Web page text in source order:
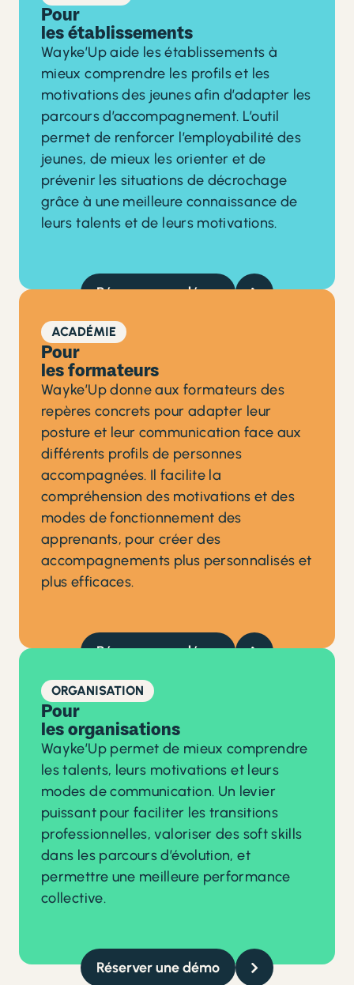
Pour
les établissements
Wayke’Up aide les établissements à
mieux comprendre les profils et les
motivations des jeunes afin d’adapter les
parcours d’accompagnement. L’outil
permet de renforcer l’employabilité des
jeunes, de mieux les orienter et de
prévenir les situations de décrochage
grâce à une meilleure connaissance de
leurs talents et de leurs motivations.
Réserver une démo
ACADÉMIE
Pour
les formateurs
Wayke’Up donne aux formateurs des
repères concrets pour adapter leur
posture et leur communication face aux
différents profils de personnes
accompagnées. Il facilite la
compréhension des motivations et des
modes de fonctionnement des
apprenants, pour créer des
accompagnements plus personnalisés et
plus efficaces.
Réserver une démo
ORGANISATION
Pour
les organisations
Wayke’Up permet de mieux comprendre
les talents, leurs motivations et leurs
modes de communication. Un levier
puissant pour faciliter les transitions
professionnelles, valoriser des soft skills
dans les parcours d’évolution, et
permettre une meilleure performance
collective.
Réserver une démo